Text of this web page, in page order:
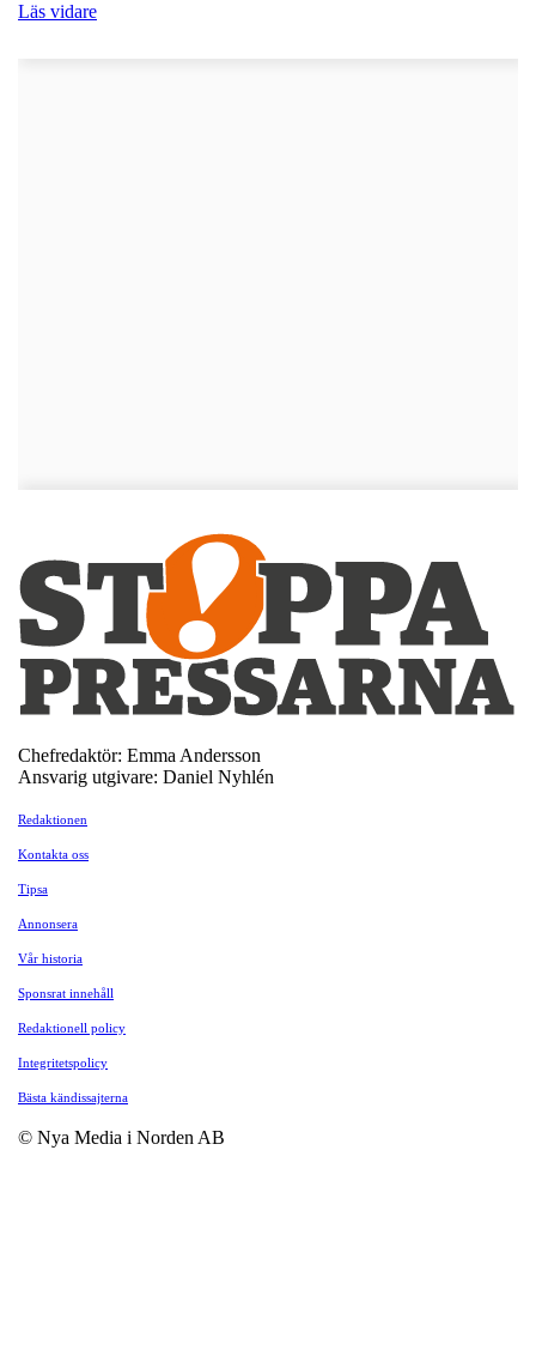
Läs vidare
Chefredaktör: Emma Andersson
Ansvarig utgivare: Daniel Nyhlén
Redaktionen
Kontakta oss
Tipsa
Annonsera
Vår historia
Sponsrat innehåll
Redaktionell policy
Integritetspolicy
Bästa kändissajterna
© Nya Media i Norden AB